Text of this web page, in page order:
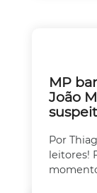
MP
João
Por
leitores!